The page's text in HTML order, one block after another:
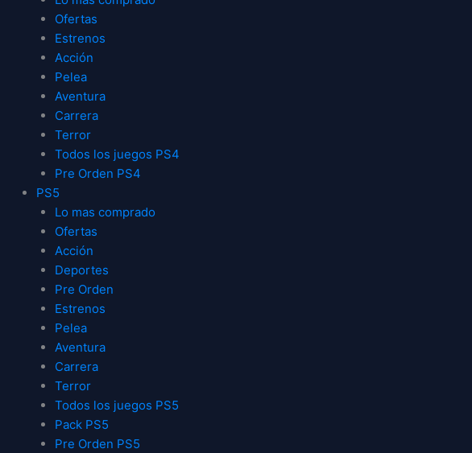
Ofertas
Estrenos
Acción
Pelea
Aventura
Carrera
Terror
Todos los juegos PS4
Pre Orden PS4
PS5
Lo mas comprado
Ofertas
Acción
Deportes
Pre Orden
Estrenos
Pelea
Aventura
Carrera
Terror
Todos los juegos PS5
Pack PS5
Pre Orden PS5